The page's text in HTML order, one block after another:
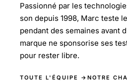
Passionné par les
son depuis 1998, Marc teste
pendant des semaines avant
marque ne sponsorise ses
pour rester libre.
TOUTE L'ÉQUIPE → NOTRE